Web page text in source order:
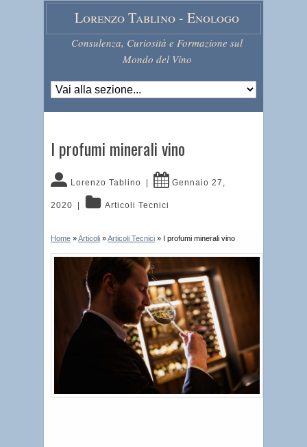
Lorenzo Tablino - Enologo
Consulenza, Curiosità e Formazione sul
Mondo del Vino
I profumi minerali vino
Lorenzo Tablino Gennaio 27,
2020 Articoli Tecnici
Home »Articoli »Articoli Tecnici » I profumi minerali vino